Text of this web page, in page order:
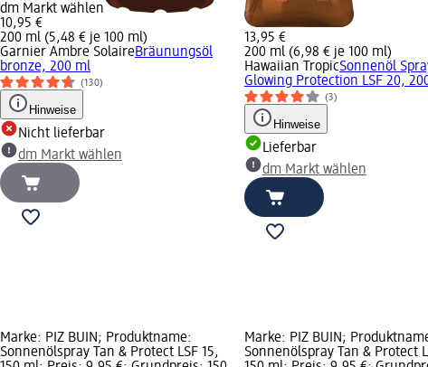
dm Markt wählen
10,95 €
200 ml (5,48 € je 100 ml)
Garnier Ambre SolaireBräunungsöl
bronze, 200 ml
(130)
Hinweise
Nicht lieferbar
dm Markt wählen
13,95 €
200 ml (6,98 € je 100 ml)
Hawaiian TropicSonnenöl
Glowing Protection LSF 20,
(3)
Hinweise
Lieferbar
dm Markt wählen
Marke: PIZ BUIN; Produktname:
Sonnenölspray Tan & Protect LSF 15,
Marke: PIZ BUIN;
Sonnenölspray Tan & Protect